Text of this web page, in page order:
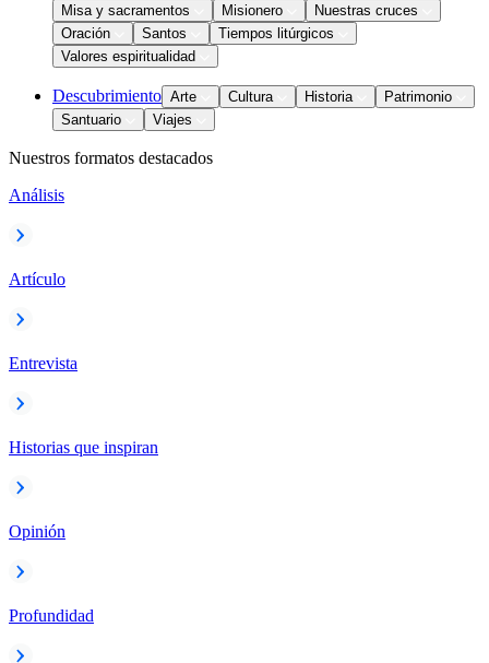
Misa y sacramentos
Misionero
Nuestras cruces
Oración
Santos
Tiempos litúrgicos
Valores espiritualidad
Descubrimiento Arte Cultura Historia
Patrimonio
Santuario
Viajes
Nuestros formatos destacados
Análisis
Artículo
Entrevista
Historias que inspiran
Opinión
Profundidad